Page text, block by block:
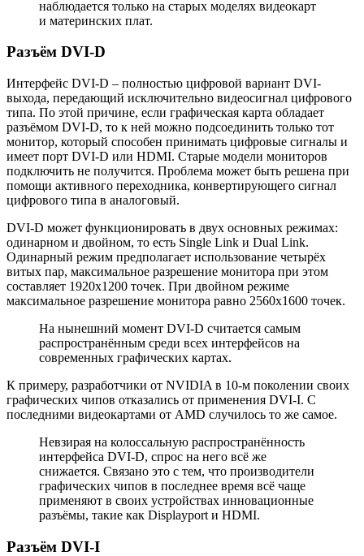
наблюдается только на старых моделях видеокарт
и материнских плат.
Разъём DVI-D
Интерфейс DVI-D – полностью цифровой вариант DVI-
выхода, передающий исключительно видеосигнал цифрового
типа. По этой причине, если графическая карта обладает
разъёмом DVI-D, то к ней можно подсоединить только тот
монитор, который способен принимать цифровые сигналы и
имеет порт DVI-D или HDMI. Старые модели мониторов
подключить не получится. Проблема может быть решена при
помощи активного переходника, конвертирующего сигнал
цифрового типа в аналоговый.
DVI-D может функционировать в двух основных режимах:
одинарном и двойном, то есть Single Link и Dual Link.
Одинарный режим предполагает использование четырёх
витых пар, максимальное разрешение монитора при этом
составляет 1920х1200 точек. При двойном режиме
максимальное разрешение монитора равно 2560х1600 точек.
На нынешний момент DVI-D считается самым
распространённым среди всех интерфейсов на
современных графических картах.
К примеру, разработчики от NVIDIA в 10-м поколении своих
графических чипов отказались от применения DVI-I. С
последними видеокартами от AMD случилось то же самое.
Невзирая на колоссальную распространённость
интерфейса DVI-D, спрос на него всё же
снижается. Связано это с тем, что производители
графических чипов в последнее время всё чаще
применяют в своих устройствах инновационные
разъёмы, такие как Displayport и HDMI.
Разъём DVI-I